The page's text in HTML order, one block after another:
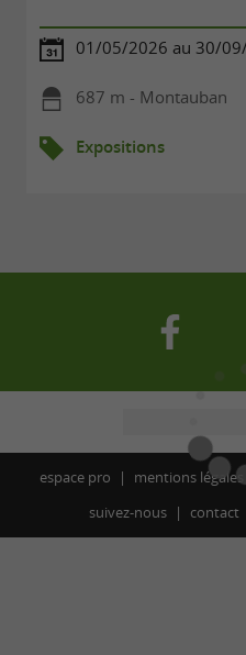
01/05/2026 au 30/
687 m - Montauban
Expositions
espace pro mentions légales
suivez-nous
contact